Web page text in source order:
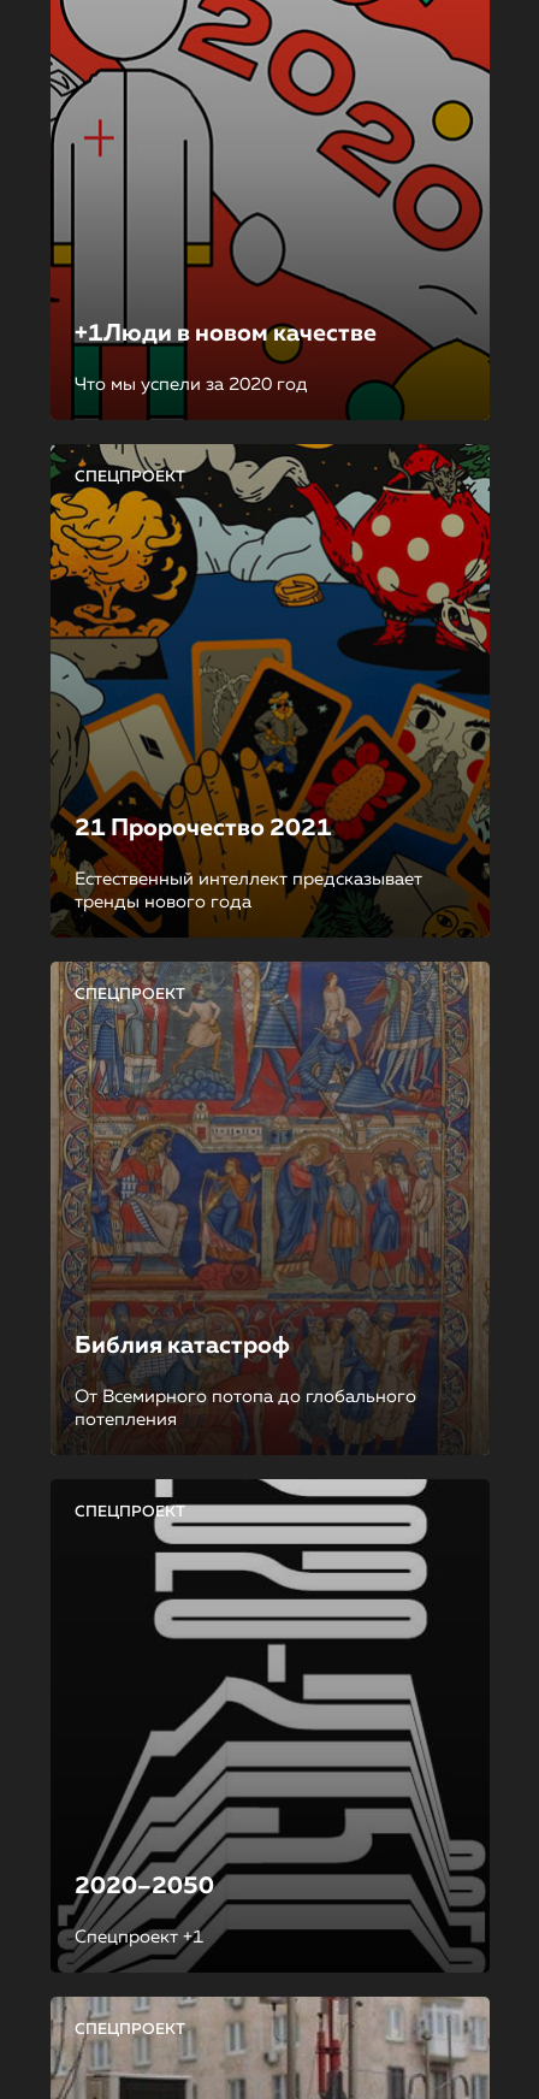
+1Люди в новом качестве
Что мы успели за 2020 год
СПЕЦПРОЕКТ
21 Пророчество 2021
Естественный интеллект предсказывает
тренды нового года
СПЕЦПРОЕКТ
Библия катастроф
От Всемирного потопа до глобального
потепления
СПЕЦПРОЕКТ
2020–2050
Спецпроект +1
СПЕЦПРОЕКТ